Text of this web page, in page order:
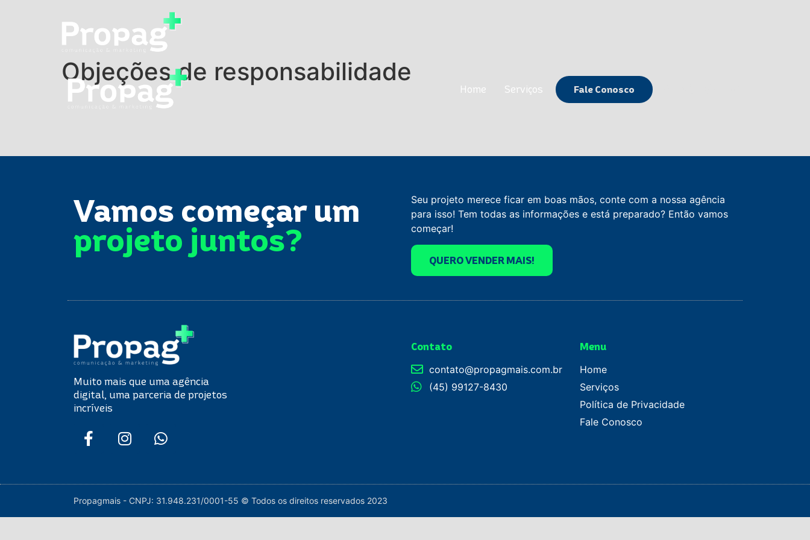
Home Serviços Fale Conosco
Objeções de responsabilidade
Vamos começar um
projeto juntos?
Seu projeto merece ficar em boas mãos, conte com a nossa agência
para isso! Tem todas as informações e está preparado? Então vamos
começar!
QUERO VENDER MAIS!
Muito mais que uma agência
digital, uma parceria de projetos
incríveis
Contato
contato@propagmais.com.br
(45) 99127-8430
Menu
Home
Serviços
Política de Privacidade
Fale Conosco
Propagmais - CNPJ: 31.948.231/0001-55 © Todos os direitos reservados 2023